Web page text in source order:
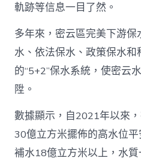
軌跡等信息一目了然。
多年來，密云區完美下游
水、依法保水、政策保水
的“5+2”保水系統，使密云
陞。
數據顯示，自2021年以來
30億立方米擺佈的高水位
補水18億立方米以上，水